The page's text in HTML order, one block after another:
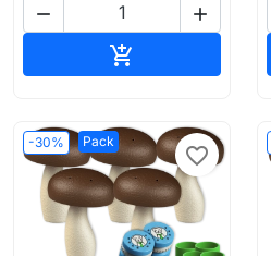
 

-30% Pack
favorite_border